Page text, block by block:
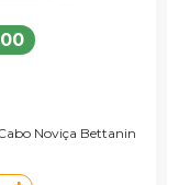
Noviça Bettanin